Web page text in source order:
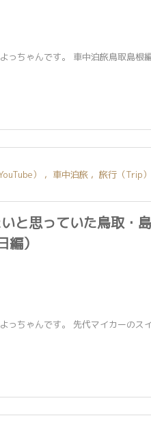
っちゃんです。 車中泊旅鳥取島根
） , 車中泊旅 , 旅行（Trip）
と思っていた鳥取・
）
っちゃんです。 先代マイカーのス